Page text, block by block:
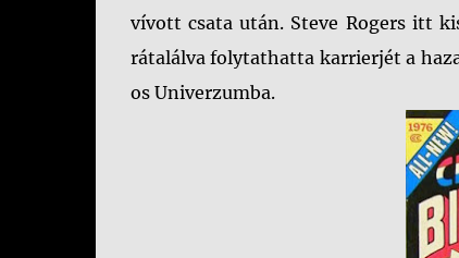
vívott csata után. Steve Rogers itt
rátalálva folytathatta karrierjét a
os Univerzumba.